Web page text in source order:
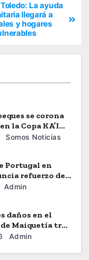
La ayuda
llegará a
y hogares
se corona
la Copa KA’I
Somos Noticias
Portugal en
refuerzo de
Admin
daños en el
Maiquetía tras
Admin